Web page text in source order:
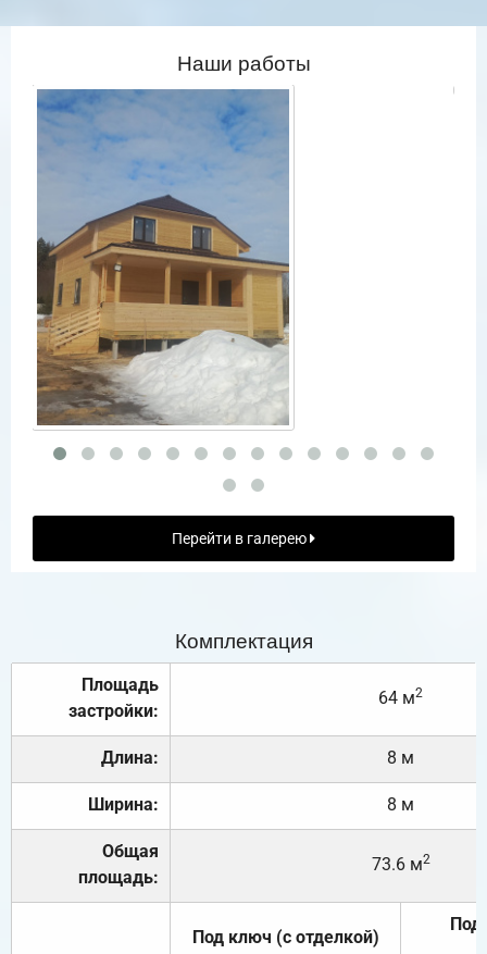
Наши работы
Перейти в галерею
Комплектация
Площадь
застройки:
64 м2
Длина: 8 м
Ширина: 8 м
Общая
площадь:
73.6 м2
Под ключ (с отделкой)
Под